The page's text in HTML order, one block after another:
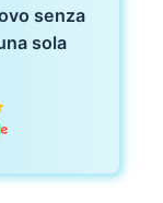
senza
sola